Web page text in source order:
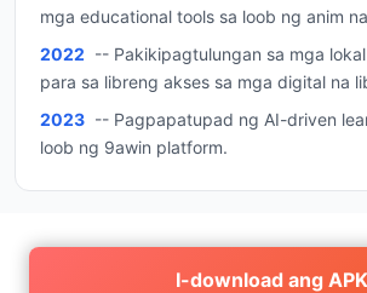
mga educational tools sa loob ng anim
2022 -- Pakikipagtulungan sa mga
para sa libreng akses sa mga digital na
2023 -- Pagpapatupad ng AI-driven
loob ng 9awin platform.
I-download ang APK